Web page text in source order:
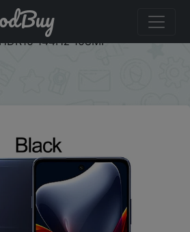
MOTO Edge S30 5G
888 Plus 5000mAh 33W Fast
144Hz 108MP